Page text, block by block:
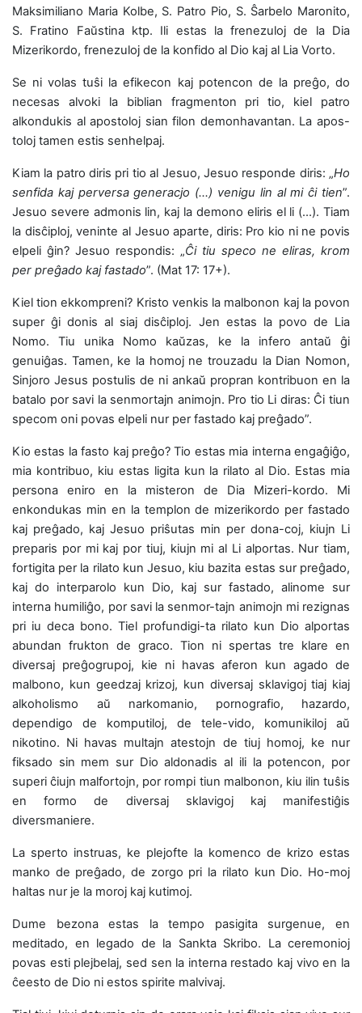
Maksimiliano Maria Kolbe, S. Patro Pio, S. Ŝarbelo Maronito,
S. Fratino Faŭstina ktp. Ili estas la frenezuloj de la Dia
Mizerikordo, frenezuloj de la konfido al Dio kaj al Lia Vorto.
Se ni volas tuŝi la efikecon kaj potencon de la preĝo, do
necesas alvoki la biblian fragmenton pri tio, kiel patro
alkondukis al apostoloj sian filon demonhavantan. La apos-
toloj tamen estis senhelpaj.
Kiam la patro diris pri tio al Jesuo, Jesuo responde diris: „Ho
senfida kaj perversa generacjo (…) venigu lin al mi ĉi tien”.
Jesuo severe admonis lin, kaj la demono eliris el li (…). Tiam
la disĉiploj, veninte al Jesuo aparte, diris: Pro kio ni ne povis
elpeli ĝin? Jesuo respondis: „Ĉi tiu speco ne eliras, krom
per preĝado kaj fastado”. (Mat 17: 17+).
Kiel tion ekkompreni? Kristo venkis la malbonon kaj la povon
super ĝi donis al siaj disĉiploj. Jen estas la povo de Lia
Nomo. Tiu unika Nomo kaŭzas, ke la infero antaŭ ĝi
genuiĝas. Tamen, ke la homoj ne trouzadu la Dian Nomon,
Sinjoro Jesus postulis de ni ankaŭ propran kontribuon en la
batalo por savi la senmortajn animojn. Pro tio Li diras: Ĉi tiun
specom oni povas elpeli nur per fastado kaj preĝado”.
Kio estas la fasto kaj preĝo? Tio estas mia interna engaĝiĝo,
mia kontribuo, kiu estas ligita kun la rilato al Dio. Estas mia
persona eniro en la misteron de Dia Mizeri-kordo. Mi
enkondukas min en la templon de mizerikordo per fastado
kaj preĝado, kaj Jesuo priŝutas min per dona-coj, kiujn Li
preparis por mi kaj por tiuj, kiujn mi al Li alportas. Nur tiam,
fortigita per la rilato kun Jesuo, kiu bazita estas sur preĝado,
kaj do interparolo kun Dio, kaj sur fastado, alinome sur
interna humiliĝo, por savi la senmor-tajn animojn mi rezignas
pri iu deca bono. Tiel profundigi-ta rilato kun Dio alportas
abundan frukton de graco. Tion ni spertas tre klare en
diversaj preĝogrupoj, kie ni havas aferon kun agado de
malbono, kun geedzaj krizoj, kun diversaj sklavigoj tiaj kiaj
alkoholismo aŭ narkomanio, pornografio, hazardo,
dependigo de komputiloj, de tele-vido, komunikiloj aŭ
nikotino. Ni havas multajn atestojn de tiuj homoj, ke nur
fiksado sin mem sur Dio aldonadis al ili la potencon, por
superi ĉiujn malfortojn, por rompi tiun malbonon, kiu ilin tuŝis
en formo de diversaj sklavigoj kaj manifestiĝis
diversmaniere.
La sperto instruas, ke plejofte la komenco de krizo estas
manko de preĝado, de zorgo pri la rilato kun Dio. Ho-moj
haltas nur je la moroj kaj kutimoj.
Dume bezona estas la tempo pasigita surgenue, en
meditado, en legado de la Sankta Skribo. La ceremonioj
povas esti plejbelaj, sed sen la interna restado kaj vivo en la
ĉeesto de Dio ni estos spirite malvivaj.